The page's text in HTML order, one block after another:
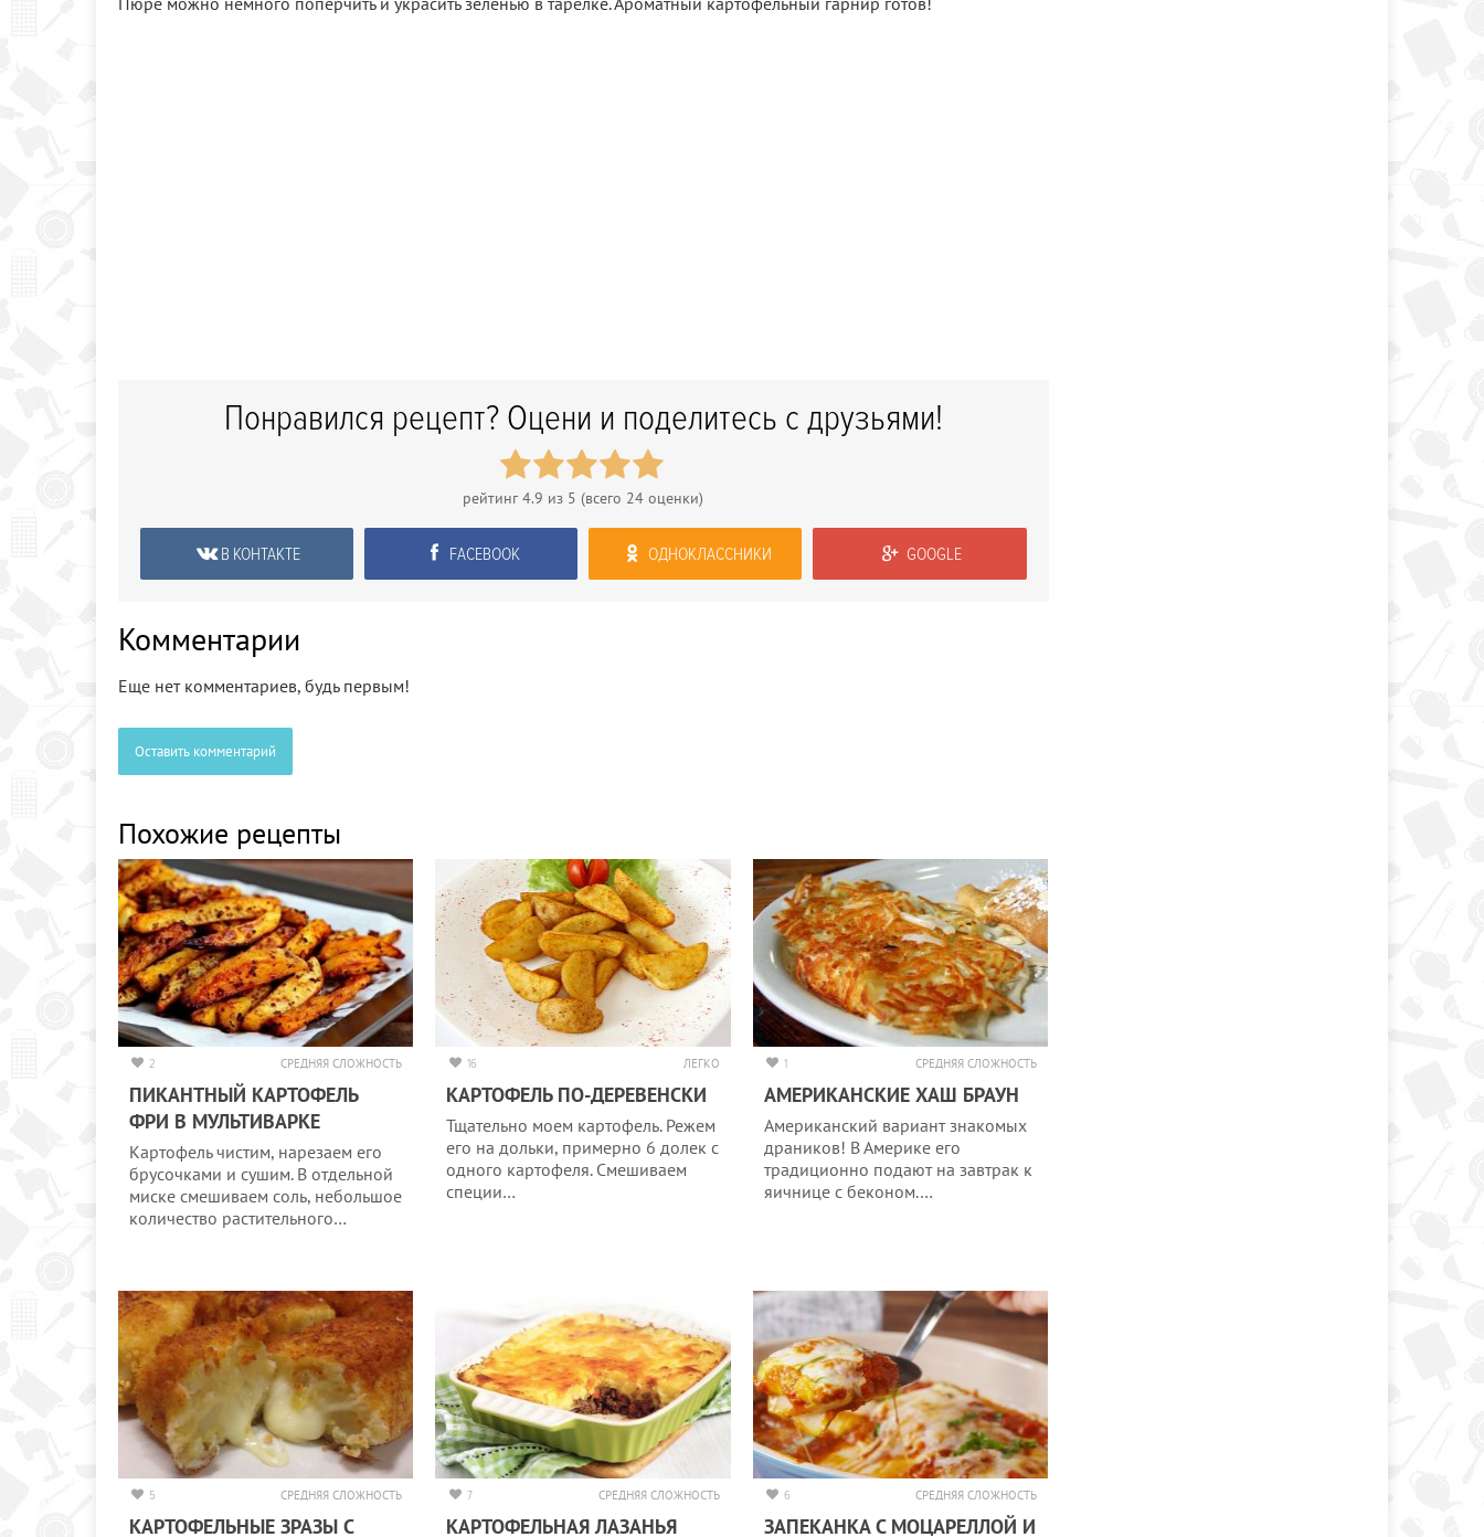
Понравился рецепт? Оцени и поделитесь с друзьями!
рейтинг4.9 из 5 (всего 24 оценки)
В КОНТАКТЕ FACEBOOK ОДНОКЛАССНИКИ GOOGLE
Комментарии
Еще нет комментариев, будь первым!
Оставить комментарий
Похожие рецепты
2 СРЕДНЯЯ СЛОЖНОСТЬ
ПИКАНТНЫЙ КАРТОФЕЛЬ
ФРИ В МУЛЬТИВАРКЕ
Картофель чистим, нарезаем его
брусочками и сушим. В отдельной
миске смешиваем соль, небольшое
количество растительного…
16 ЛЕГКО
КАРТОФЕЛЬ ПО-ДЕРЕВЕНСКИ
Тщательно моем картофель. Режем
его на дольки, примерно 6 долек с
одного картофеля. Смешиваем
специи…
1 СРЕДНЯЯ СЛОЖНОСТЬ
АМЕРИКАНСКИЕ ХАШ БРАУН
Американский вариант знакомых
драников! В Америке его
традиционно подают на завтрак к
яичнице с беконом.…
5 СРЕДНЯЯ СЛОЖНОСТЬ
КАРТОФЕЛЬНЫЕ ЗРАЗЫ С
7 СРЕДНЯЯ СЛОЖНОСТЬ
КАРТОФЕЛЬНАЯ ЛАЗАНЬЯ
6 СРЕДНЯЯ СЛОЖНОСТЬ
ЗАПЕКАНКА С МОЦАРЕЛЛОЙ И